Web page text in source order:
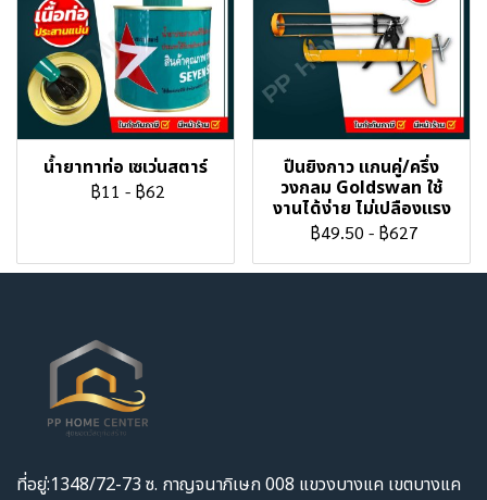
น้ำยาทาท่อ เซเว่นสตาร์
฿11 - ฿62
ปืนยิงกาว แกนคู่/ครึ่ง
วงกลม Goldswan ใช้
งานได้ง่าย ไม่เปลืองแรง
฿49.50 - ฿627
ที่อยู่:1348/72-73 ซ. กาญจนาภิเษก 008 แขวงบางแค เขตบางแค